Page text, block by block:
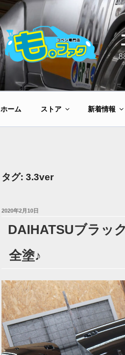
ホーム ストア 新着情報
タグ: 3.3ver
投
2020年2月10日
DAIHATSUブラッ
全塗♪